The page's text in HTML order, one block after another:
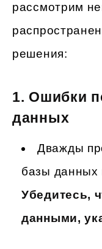
рассмотрим
решения:
1. Ошибки
данных
Дважды
базы данных
Убедитесь,
данными,